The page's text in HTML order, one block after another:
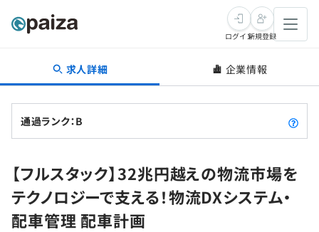
転職・キャリア
転職成功ガイド
転職エージェント
インタビュー
転職成功ガイド
新卒就活
求人検索
本選考
学習
ログイン新規登録
求人詳細 企業情報
通過ランク：B
【フルスタック】32兆円越えの物流市場を
テクノロジーで支える！物流DXシステム・
配車管理 配車計画